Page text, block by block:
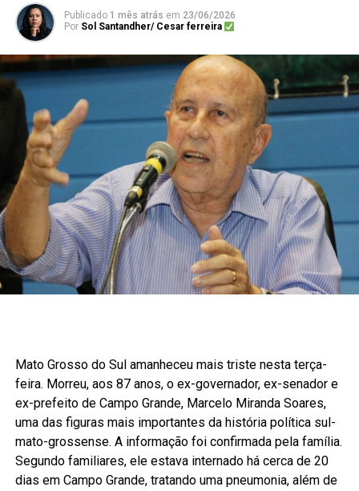
Publicado 1 mês atrás em 23/06/2026
Por Sol Santandher/ Cesar ferreira
Mato Grosso do Sul amanheceu mais triste nesta terça-
feira. Morreu, aos 87 anos, o ex-governador, ex-senador e
ex-prefeito de Campo Grande, Marcelo Miranda Soares,
uma das figuras mais importantes da história política sul-
mato-grossense. A informação foi confirmada pela família.
Segundo familiares, ele estava internado há cerca de 20
dias em Campo Grande, tratando uma pneumonia, além de